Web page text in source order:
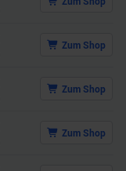
Zum Shop
Zum Shop
Zum Shop